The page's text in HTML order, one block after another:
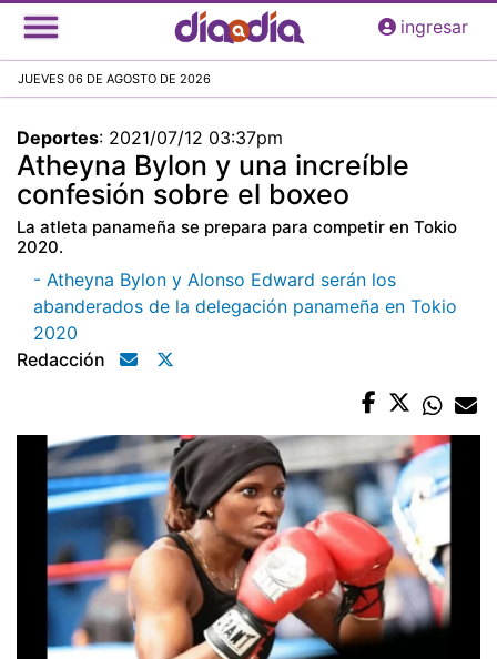
Pasar
al
principal
ingresar
JUEVES 06 DE AGOSTO DE 2026
Deportes: 2021/07/12 03:37pm
Atheyna Bylon y una increíble
confesión sobre el boxeo
La atleta panameña se prepara para competir en Tokio
2020.
- Atheyna Bylon y Alonso Edward serán los
abanderados de la delegación panameña en Tokio
2020
Redacción